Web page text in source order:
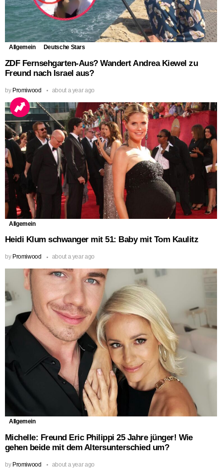
Allgemein Deutsche Stars
ZDF Fernsehgarten-Aus? Wandert Andrea Kiewel zu
Freund nach Israel aus?
by Promiwood about a year ago
Allgemein
Heidi Klum schwanger mit 51: Baby mit Tom Kaulitz
by Promiwood about a year ago
Allgemein
Michelle: Freund Eric Philippi 25 Jahre jünger! Wie
gehen beide mit dem Altersunterschied um?
by Promiwood about a year ago